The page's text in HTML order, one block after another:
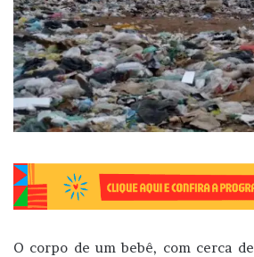
O corpo de um bebê, com cerca